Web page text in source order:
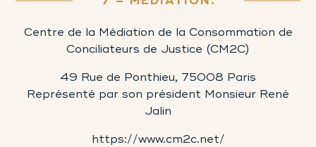
Centre de la Médiation de la Consommation de
Conciliateurs de Justice (CM2C)
49 Rue de Ponthieu, 75008 Paris
Représenté par son président Monsieur René
Jalin
https://www.cm2c.net/